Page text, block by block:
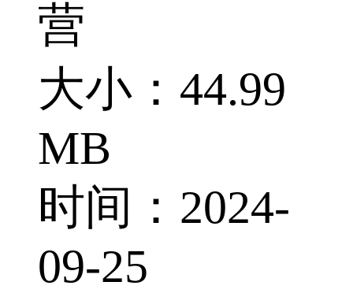
营
大小：44.99
MB
时间：2024-
09-25